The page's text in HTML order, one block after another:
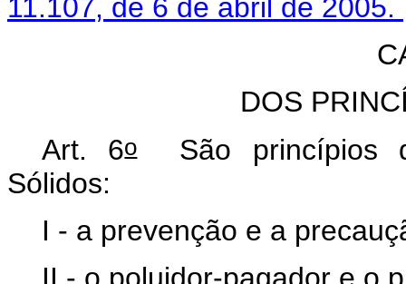
11.107, de 6 de abril de 2005.
DOS
Art. 6oSão princípios
Sólidos:
I - a prevenção e a
II - o poluidor-pagador e o